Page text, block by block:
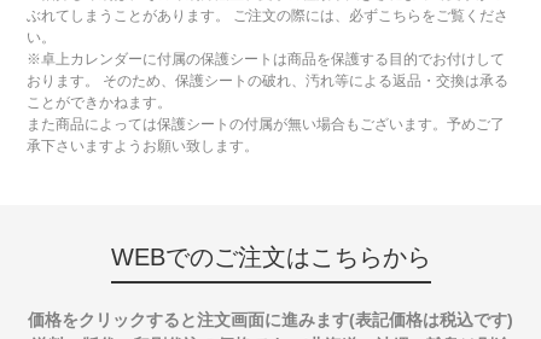
ぶれてしまうことがあります。 ご注文の際には、必ずこちらをご覧くださ
い。
※卓上カレンダーに付属の保護シートは商品を保護する目的でお付けして
おります。 そのため、保護シートの破れ、汚れ等による返品・交換は承る
ことができかねます。
また商品によっては保護シートの付属が無い場合もございます。予めご了
承下さいますようお願い致します。
WEBでのご注文はこちらから
価格をクリックすると注文画面に進みます(表記価格は税込です)